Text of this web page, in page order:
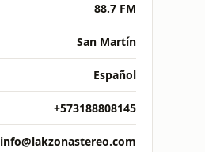
88.7 FM
San Martín
Español
+573188808145
info@lakzonastereo.com